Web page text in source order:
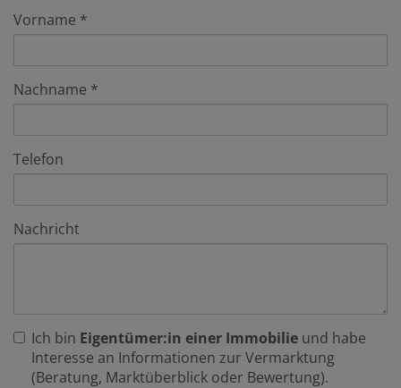
Vorname
Nachname
Telefon
Nachricht
Ich bin Eigentümer:in einer Immobilie und habe
Interesse an Informationen zur Vermarktung
(Beratung, Marktüberblick oder Bewertung).